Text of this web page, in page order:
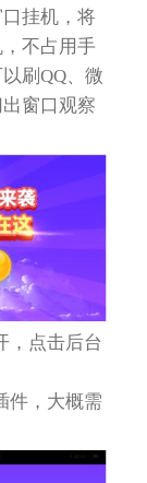
挂机，将
不占用手
刷QQ、微
窗口观察
，点击后台
件，大概需